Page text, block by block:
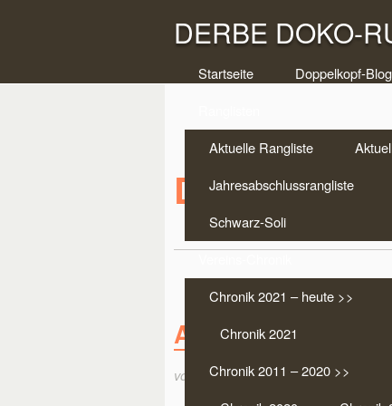
DERBE DOKO-
Startseite Doppelkopf-Blog
Aktuelle Rangliste
Jahresabschlussrangliste
Schwarz-Soli
Chronik 2021 – heute >>
Chronik 2021
Chronik 2011 – 2020 >>
Doppelkopf
Auslosung DMM 1/
von: Markus Scholtenam Mai 27,